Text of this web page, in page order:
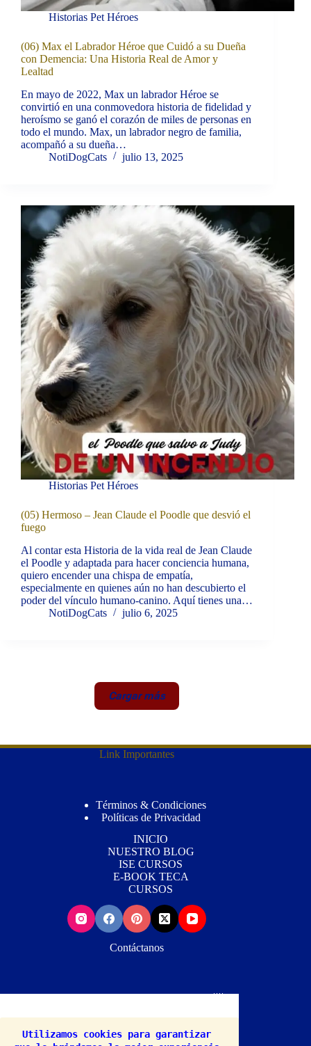
Utilizamos cookies para garantizar
Historias Pet Héroes
(06) Max el Labrador Héroe que Cuidó a su Dueña
con Demencia: Una Historia Real de Amor y
Lealtad
En mayo de 2022, Max un labrador Héroe se
convirtió en una conmovedora historia de fidelidad y
heroísmo se ganó el corazón de miles de personas en
todo el mundo. Max, un labrador negro de familia,
acompañó a su dueña…
NotiDogCats
julio 13, 2025
Historias Pet Héroes
(05) Hermoso – Jean Claude el Poodle que desvió el
fuego
Al contar esta Historia de la vida real de Jean Claude
el Poodle y adaptada para hacer conciencia humana,
quiero encender una chispa de empatía,
especialmente en quienes aún no han descubierto el
poder del vínculo humano-canino. Aquí tienes una…
NotiDogCats
julio 6, 2025
Cargar más
Link Importantes
Términos & Condiciones
Políticas de Privacidad
INICIO
NUESTRO BLOG
ISE CURSOS
E-BOOK TECA
CURSOS
Contáctanos